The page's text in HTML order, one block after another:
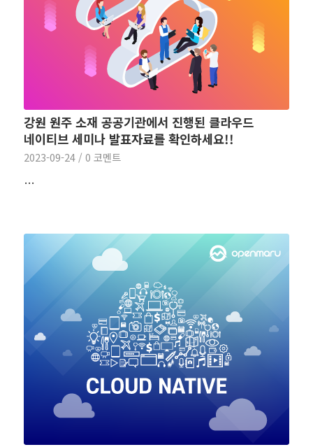
강원 원주 소재 공공기관에서 진행된 클라우드
네이티브 세미나 발표자료를 확인하세요!!
2023-09-24 / 0 코멘트
…